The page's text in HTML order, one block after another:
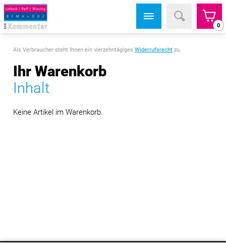
0
Als Verbraucher steht Ihnen ein vierzehntägigesWiderrufsrecht zu.
Ihr Warenkorb
Inhalt
Keine Artikel im Warenkorb.